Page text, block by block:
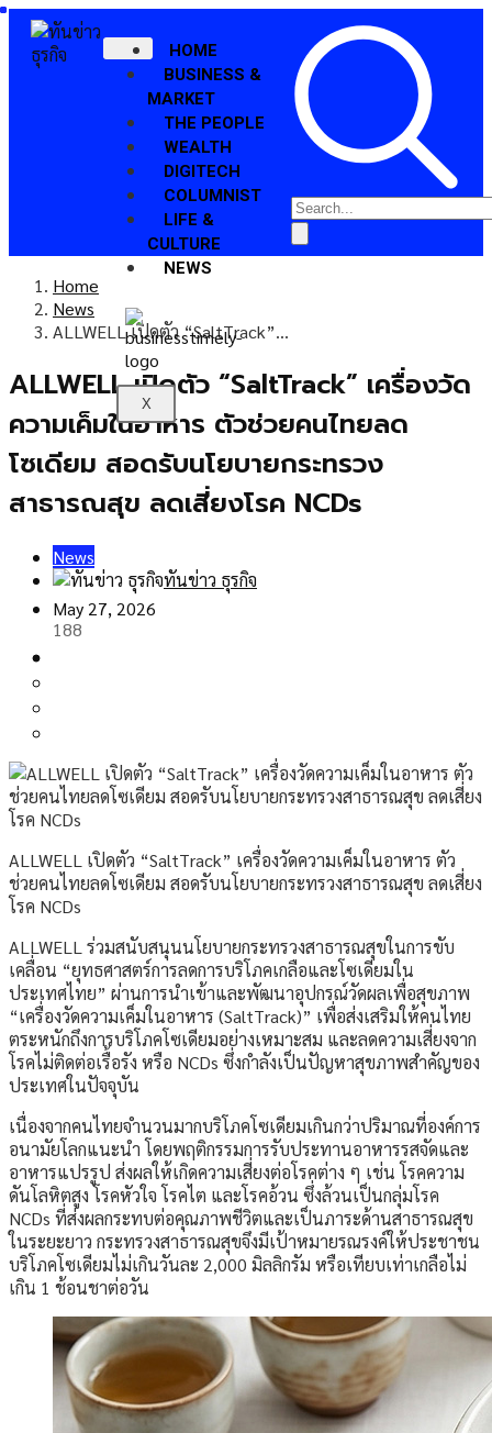
HOME
BUSINESS &
MARKET
THE PEOPLE
WEALTH
DIGITECH
COLUMNIST
LIFE &
CULTURE
NEWS
X
Home
News
ALLWELL เปิดตัว “SaltTrack”…
ALLWELL เปิดตัว “SaltTrack” เครื่องวัด
ความเค็มในอาหาร ตัวช่วยคนไทยลด
โซเดียม สอดรับนโยบายกระทรวง
สาธารณสุข ลดเสี่ยงโรค NCDs
News
ทันข่าว ธุรกิจ
May 27, 2026
188
ALLWELL เปิดตัว “SaltTrack” เครื่องวัดความเค็มในอาหาร ตัว
ช่วยคนไทยลดโซเดียม สอดรับนโยบายกระทรวงสาธารณสุข ลดเสี่ยง
โรค NCDs
ALLWELL ร่วมสนับสนุนนโยบายกระทรวงสาธารณสุขในการขับ
เคลื่อน “ยุทธศาสตร์การลดการบริโภคเกลือและโซเดียมใน
ประเทศไทย” ผ่านการนำเข้าและพัฒนาอุปกรณ์วัดผลเพื่อสุขภาพ
“เครื่องวัดความเค็มในอาหาร (SaltTrack)” เพื่อส่งเสริมให้คนไทย
ตระหนักถึงการบริโภคโซเดียมอย่างเหมาะสม และลดความเสี่ยงจาก
โรคไม่ติดต่อเรื้อรัง หรือ NCDs ซึ่งกำลังเป็นปัญหาสุขภาพสำคัญของ
ประเทศในปัจจุบัน
เนื่องจากคนไทยจำนวนมากบริโภคโซเดียมเกินกว่าปริมาณที่องค์การ
อนามัยโลกแนะนำ โดยพฤติกรรมการรับประทานอาหารรสจัดและ
อาหารแปรรูป ส่งผลให้เกิดความเสี่ยงต่อโรคต่าง ๆ เช่น โรคความ
ดันโลหิตสูง โรคหัวใจ โรคไต และโรคอ้วน ซึ่งล้วนเป็นกลุ่มโรค
NCDs ที่ส่งผลกระทบต่อคุณภาพชีวิตและเป็นภาระด้านสาธารณสุข
ในระยะยาว กระทรวงสาธารณสุขจึงมีเป้าหมายรณรงค์ให้ประชาชน
บริโภคโซเดียมไม่เกินวันละ 2,000 มิลลิกรัม หรือเทียบเท่าเกลือไม่
เกิน 1 ช้อนชาต่อวัน